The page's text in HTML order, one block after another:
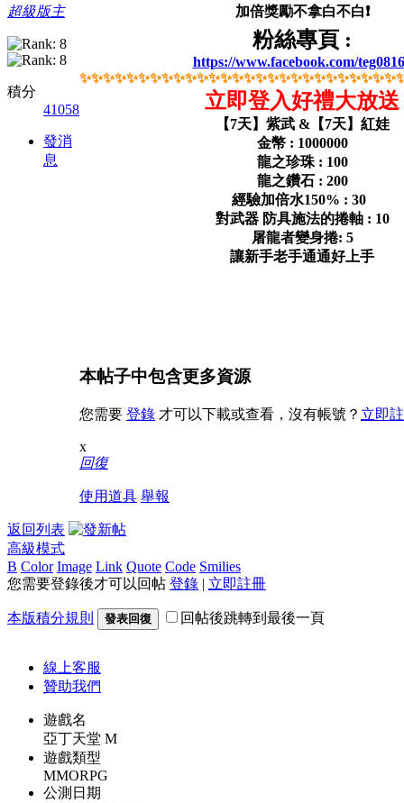
超級版主
積分
41058
發消
息
加倍獎勵不拿白不白❗️
粉絲專頁 :
https://www.facebook.com/
✨✨✨✨✨✨✨✨✨✨✨✨✨✨✨✨✨✨✨
立即登入好禮大放送
【7天】紫武 &【7天】紅娃
金幣 : 1000000
龍之珍珠 : 100
龍之鑽石 : 200
經驗加倍水150% : 30
對武器 防具施法的捲軸 : 10
屠龍者變身捲: 5
讓新手老手通通好上手
本帖子中包含更多資源
您需要 登錄 才可以下載或查看，沒有帳號？ 立即
x
回復
使用道具 舉報
返回列表
高級模式
B Color Image Link Quote Code Smilies
您需要登錄後才可以回帖 登錄 | 立即註冊
本版積分規則 發表回復 回帖後跳轉到最後一頁
線上客服
贊助我們
遊戲名
亞丁天堂 M
遊戲類型
MMORPG
公測日期